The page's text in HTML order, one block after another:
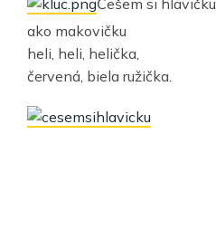
Češem si hlavičku
ako makovičku
heli, heli, helička,
červená, biela ružička.